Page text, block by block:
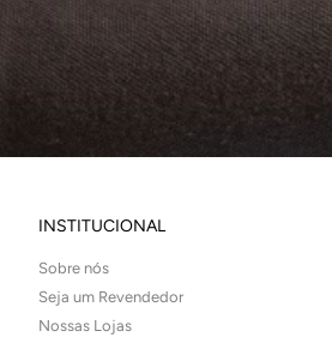
INSTITUCIONAL
Sobre nós
Seja um Revendedor
Nossas Lojas